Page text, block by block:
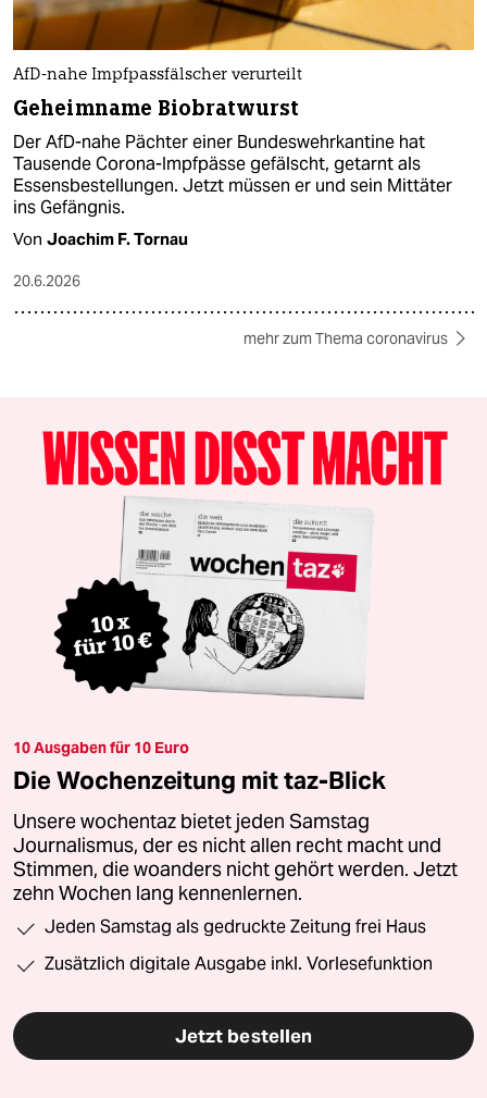
AfD-nahe Impfpassfälscher verurteilt
Geheimname Biobratwurst
Der AfD-nahe Pächter einer Bundeswehrkantine hat
Tausende Corona-Impfpässe gefälscht, getarnt als
Essensbestellungen. Jetzt müssen er und sein Mittäter
ins Gefängnis.
Von Joachim F. Tornau
20.6.2026
mehr zum Thema coronavirus
10 Ausgaben für 10 Euro
Die Wochenzeitung mit taz-Blick
Unsere wochentaz bietet jeden Samstag
Journalismus, der es nicht allen recht macht und
Stimmen, die woanders nicht gehört werden. Jetzt
zehn Wochen lang kennenlernen.
Jeden Samstag als gedruckte Zeitung frei Haus
Zusätzlich digitale Ausgabe inkl. Vorlesefunktion
Jetzt bestellen